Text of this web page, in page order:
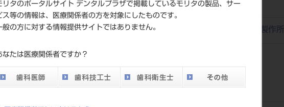
リタのポータルサイト デンタルプラザで掲載しているモリタの製品、サー
ス等の情報は、医療関係者の方を対象にしたものです。
般の方に対する情報提供サイトではありません。
なたは医療関係者ですか？
い。
メーカー 株式会社モリタ東京製作所